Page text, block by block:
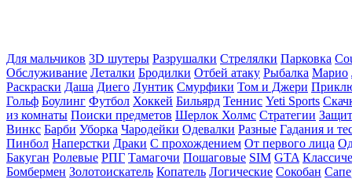
Для мальчиков 3D шутеры Разрушалки Стрелялки Парковка
Обслуживание Леталки Бродилки Отбей атаку Рыбалка Марио
Раскраски Даша Диего Лунтик Смурфики Том и Джери
Гольф Боулинг Футбол Хоккей Бильярд Теннис Yeti Sports
из комнаты Поиски предметов Шерлок Холмс Стратегии
Винкс Барби Уборка Чародейки Одевалки Разные Гадания и
Пинбол Наперстки Драки С прохождением От первого лица
Бакуган Ролевые РПГ Тамагочи Пошаговые SIM GTA
Бомбермен Золотоискатель Копатель Логические Сокобан